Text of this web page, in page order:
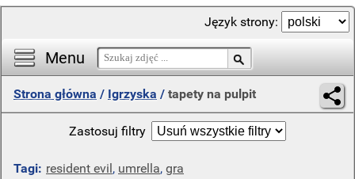
Menu
Język strony:
Strona główna / Igrzyska / tapety na pulpit
Zastosuj filtry
Tagi: resident evil, umrella, gra